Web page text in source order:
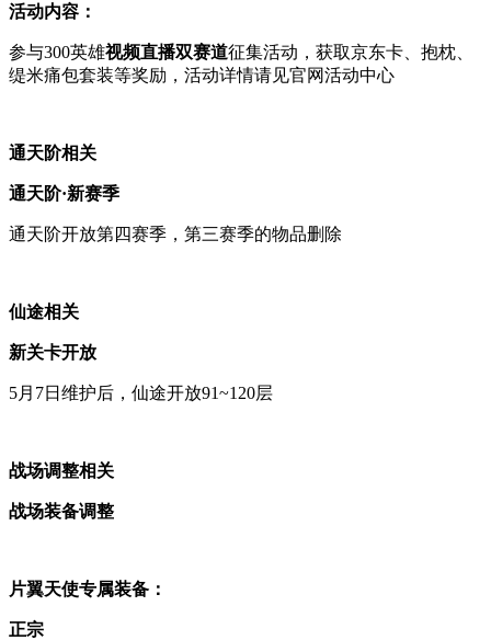
活动内容：
参与300英雄视频直播双赛道征集活动，获取京东卡、抱枕、
缇米痛包套装等奖励，活动详情请见官网活动中心
通天阶相关
通天阶·新赛季
通天阶开放第四赛季，第三赛季的物品删除
仙途相关
新关卡开放
5月7日维护后，仙途开放91~120层
战场调整相关
战场装备调整
片翼天使专属装备：
正宗